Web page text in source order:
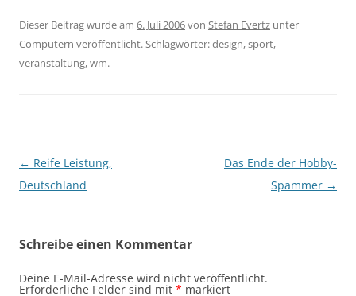
Dieser Beitrag wurde am 6. Juli 2006von Stefan Evertz unter
Computern veröffentlicht. Schlagwörter:design,sport,
veranstaltung,wm.
Beitragsnavigation
← Reife Leistung,
Deutschland
Das Ende der Hobby-
Spammer →
Schreibe einen Kommentar
Deine E-Mail-Adresse wird nicht veröffentlicht.
Erforderliche Felder sind mit * markiert